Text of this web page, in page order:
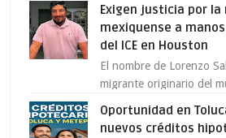
solo 26 ejemplares será...
Exigen justicia por la
mexiquense a
del ICE en Houston
El nombre de Lorenzo
migrante originario del
convertido en el centro
Oportunidad en
nuevos créditos